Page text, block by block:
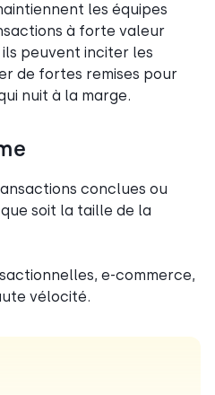
les équipes
à forte valeur
ils peuvent inciter les
de fortes remises pour
nuit à la marge.
conclues ou
soit la taille de la
e-commerce,
vélocité.